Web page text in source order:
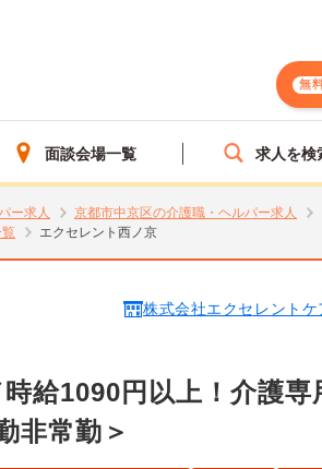
無
面談会場一覧 求人を検
ー求人
京都市中京区の介護職・ヘルパー求人
エクセレント西ノ京
株式会社エクセレントケ
給1090円以上！介護専
非常勤＞